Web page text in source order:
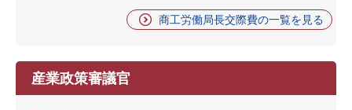
商工労働局長交際費の一覧を見る
産業政策審議官